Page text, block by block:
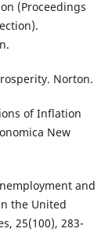
(Proceedings
Norton.
of Inflation
New
and
the United
25(100), 283-